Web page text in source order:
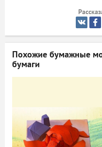
Похожие бумажные
бумаги